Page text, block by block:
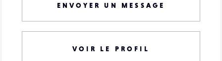
ENVOYER UN MESSAGE
VOIR LE PROFIL